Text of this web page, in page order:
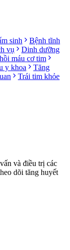
sinh
Bệnh tĩnh
vụ
Dinh dưỡng
máu cơ tim
y khoa
Tăng
Trái tim khỏe
và điều trị các
dõi tăng huyết